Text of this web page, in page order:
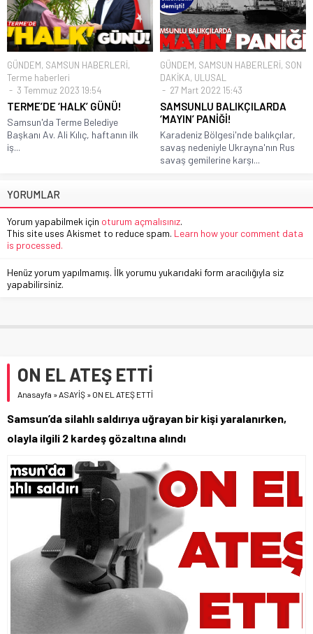
GÜNDEM, SAMSUN HABERLERİ,
Terme haberleri
3 Temmuz 2023 19:54
TERME’DE ‘HALK’ GÜNÜ!
Samsun'da Terme Belediye
Başkanı Av. Ali Kılıç, haftanın ilk
iş...
GÜNDEM, SAMSUN HABERLERİ, SON
DAKİKA, ULUSAL
27 Mart 2022 15:43
SAMSUNLU BALIKÇILARDA
‘MAYIN’ PANİĞİ!
Karadeniz Bölgesi'nde balıkçılar,
savaş nedeniyle Ukrayna'nın Rus
savaş gemilerine karşı...
YORUMLAR
Yorum yapabilmek için oturum açmalısınız.
This site uses Akismet to reduce spam. Learn how your comment data
is processed.
Henüz yorum yapılmamış. İlk yorumu yukarıdaki form aracılığıyla siz
yapabilirsiniz.
ON EL ATEŞ ETTİ
Anasayfa » ASAYİŞ » ON EL ATEŞ ETTİ
Samsun’da silahlı saldırıya uğrayan bir kişi yaralanırken,
olayla ilgili 2 kardeş gözaltına alındı